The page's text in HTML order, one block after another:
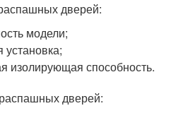
дверей:
модели;
установка;
изолирующая способность.
дверей: